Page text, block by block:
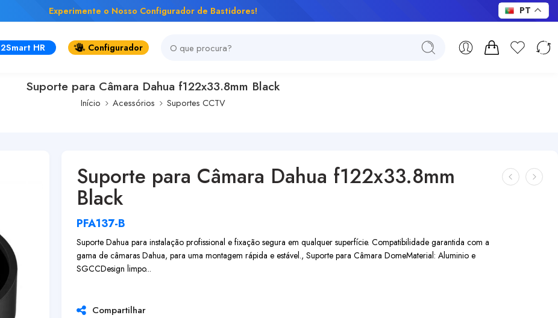
Experimente o Nosso Configurador de Bastidores!
2Smart HR Configurador
Suporte para Câmara Dahua f122x33.8mm Black
Início Acessórios Suportes CCTV
Suporte para Câmara Dahua f122x33.8mm
Black
PFA137-B
Suporte Dahua para instalação profissional e fixação segura em qualquer superfície. Compatibilidade garantida com a
gama de câmaras Dahua, para uma montagem rápida e estável., Suporte para Câmara DomeMaterial: Aluminio e
SGCCDesign limpo...
Compartilhar
PT